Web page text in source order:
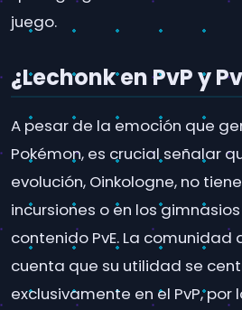
juego.
¿Lechonk en PvP y
A pesar de la emoción que
Pokémon, es crucial señalar
evolución, Oinkologne, no
incursiones o en los
contenido PvE. La comunidad
cuenta que su utilidad se
exclusivamente en el PvP,